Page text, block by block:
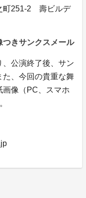
町251-2 壽ビルデ
つきサンクスメール
公演終了後、サン
た、今回の貴重な舞
画像（PC、スマホ